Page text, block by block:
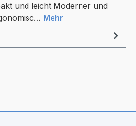
und leicht Moderner und
Mehr